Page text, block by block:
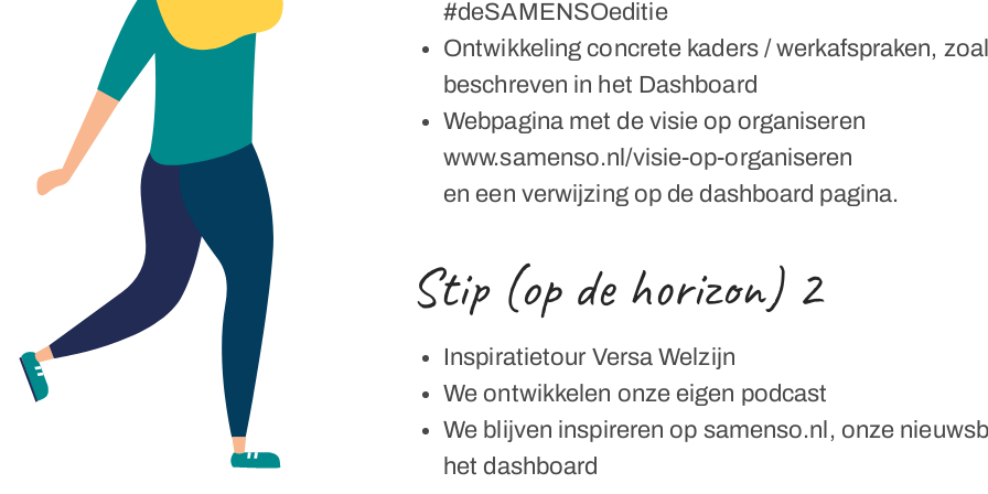
#deSAMENSOeditie
Ontwikkeling concrete kaders / werkafspraken,
beschreven in het Dashboard
Webpagina met de visie op organiseren
www.samenso.nl/visie-op-organiseren
en een verwijzing op de dashboard pagina.
Stip (op de horizon) 2
Inspiratietour Versa Welzijn
We ontwikkelen onze eigen podcast
We blijven inspireren op samenso.nl, onze
het dashboard